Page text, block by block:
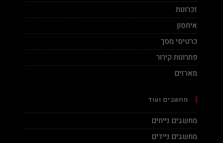
זכרונות
איחסון
כרטיסי מסך
פתרונות קירור
מארזים
מחשבים ועוד
מחשבים נייחים
מחשבים ניידים